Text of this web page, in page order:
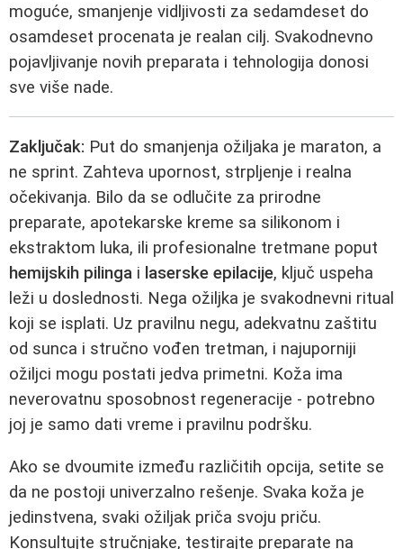
moguće, smanjenje vidljivosti za sedamdeset do
osamdeset procenata je realan cilj. Svakodnevno
pojavljivanje novih preparata i tehnologija donosi
sve više nade.
Zaključak: Put do smanjenja ožiljaka je maraton, a
ne sprint. Zahteva upornost, strpljenje i realna
očekivanja. Bilo da se odlučite za prirodne
preparate, apotekarske kreme sa silikonom i
ekstraktom luka, ili profesionalne tretmane poput
hemijskih pilinga i laserske epilacije, ključ uspeha
leži u doslednosti. Nega ožiljka je svakodnevni ritual
koji se isplati. Uz pravilnu negu, adekvatnu zaštitu
od sunca i stručno vođen tretman, i najuporniji
ožiljci mogu postati jedva primetni. Koža ima
neverovatnu sposobnost regeneracije - potrebno
joj je samo dati vreme i pravilnu podršku.
Ako se dvoumite između različitih opcija, setite se
da ne postoji univerzalno rešenje. Svaka koža je
jedinstvena, svaki ožiljak priča svoju priču.
Konsultujte stručnjake, testirajte preparate na